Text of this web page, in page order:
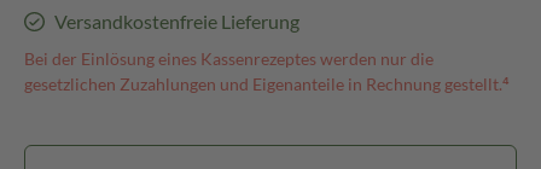
Versandkostenfreie Lieferung
Bei der Einlösung eines Kassenrezeptes werden nur die
gesetzlichen Zuzahlungen und Eigenanteile in Rechnung gestellt.⁴